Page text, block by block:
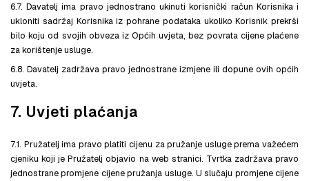
6.7. Davatelj ima pravo jednostrano ukinuti korisnički račun Korisnika i
ukloniti sadržaj Korisnika iz pohrane podataka ukoliko Korisnik prekrši
bilo koju od svojih obveza iz Općih uvjeta, bez povrata cijene plaćene
za korištenje usluge.
6.8. Davatelj zadržava pravo jednostrane izmjene ili dopune ovih općih
uvjeta.
7. Uvjeti plaćanja
7.1. Pružatelj ima pravo platiti cijenu za pružanje usluge prema važećem
cjeniku koji je Pružatelj objavio na web stranici. Tvrtka zadržava pravo
jednostrane promjene cijene pružanja usluge. U slučaju promjene cijene